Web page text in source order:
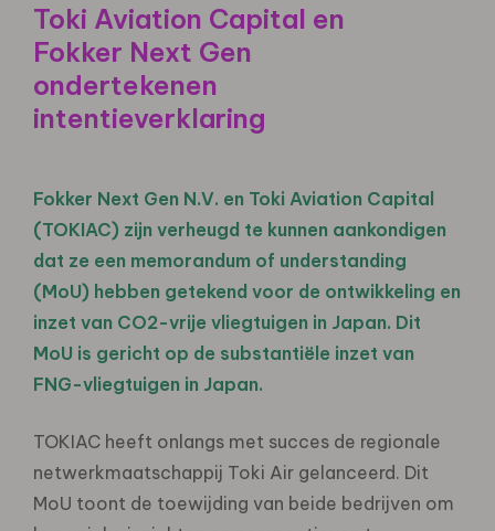
Toki Aviation Capital en
Fokker Next Gen
ondertekenen
intentieverklaring
Fokker Next Gen N.V. en Toki Aviation Capital
(TOKIAC) zijn verheugd te kunnen aankondigen
dat ze een memorandum of understanding
(MoU) hebben getekend voor de ontwikkeling en
inzet van CO2-vrije vliegtuigen in Japan. Dit
MoU is gericht op de substantiële inzet van
FNG-vliegtuigen in Japan.
TOKIAC heeft onlangs met succes de regionale
netwerkmaatschappij Toki Air gelanceerd. Dit
MoU toont de toewijding van beide bedrijven om